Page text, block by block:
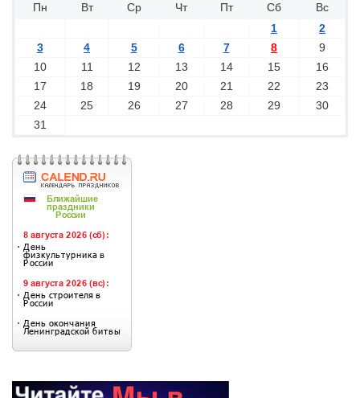
Пн
Вт Ср Чт Пт Сб
Вс
1
2
3
4 5 6 7 8
9
10
11 12 13 14 15
16
17
18 19 20 21 22
23
24
25 26 27 28 29
30
31